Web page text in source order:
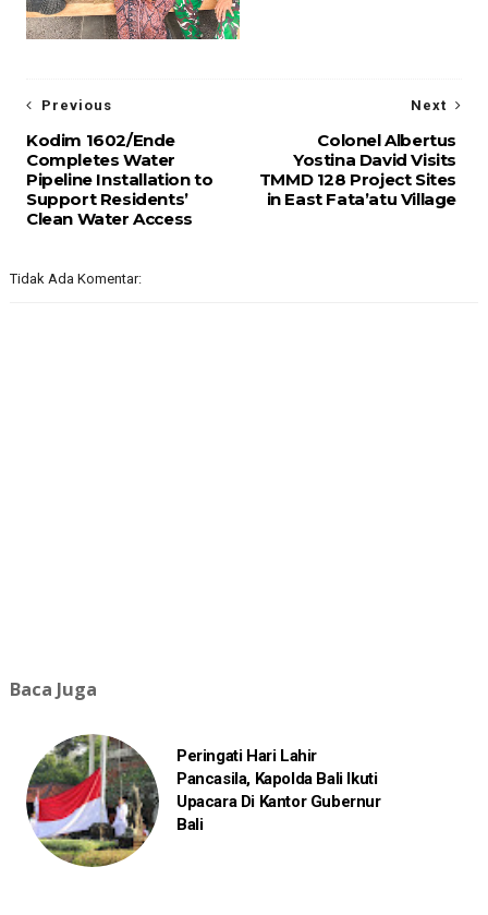
Next
Colonel Albertus
Yostina David Visits
TMMD 128 Project Sites
in East Fata’atu Village
Previous
Kodim 1602/Ende
Completes Water
Pipeline Installation to
Support Residents’
Clean Water Access
Tidak Ada Komentar:
Baca Juga
Peringati Hari Lahir
Pancasila, Kapolda Bali Ikuti
Upacara Di Kantor Gubernur
Bali